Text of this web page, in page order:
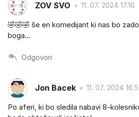
ZOV SVO 11. 07. 2024 17.16
🤣🤣🤣 še en komedijant ki nas bo
boga...
Odgovori
Jon Bacek 11. 07. 2024
Po aferi, ki bo sledila nabavi 8-